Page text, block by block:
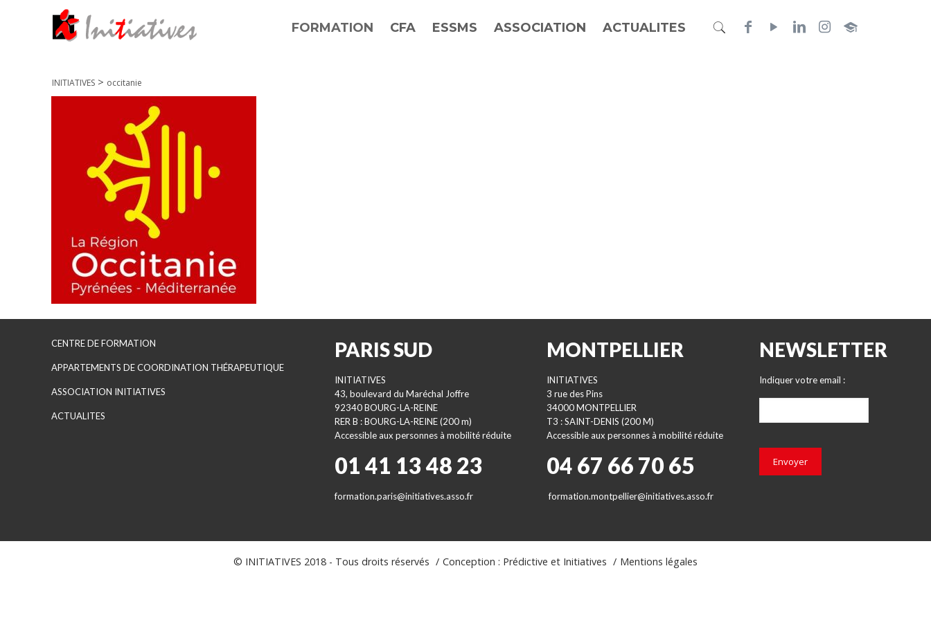
FORMATION CFA ESSMS ASSOCIATION ACTUALITES
INITIATIVES > occitanie
CENTRE DE FORMATION
APPARTEMENTS DE COORDINATION THÉRAPEUTIQUE
ASSOCIATION INITIATIVES
ACTUALITES
PARIS SUD
INITIATIVES
43, boulevard du Maréchal Joffre
92340 BOURG-LA-REINE
RER B : BOURG-LA-REINE (200 m)
Accessible aux personnes à mobilité réduite
01 41 13 48 23
formation.paris@initiatives.asso.fr
MONTPELLIER
INITIATIVES
3 rue des Pins
34000 MONTPELLIER
T3 : SAINT-DENIS (200 M)
Accessible aux personnes à mobilité réduite
04 67 66 70 65
formation.montpellier@initiatives.asso.fr
NEWSLETTER
Indiquer votre email :
Envoyer
© INITIATIVES 2018 - Tous droits réservés Conception : Prédictive et Initiatives Mentions légales